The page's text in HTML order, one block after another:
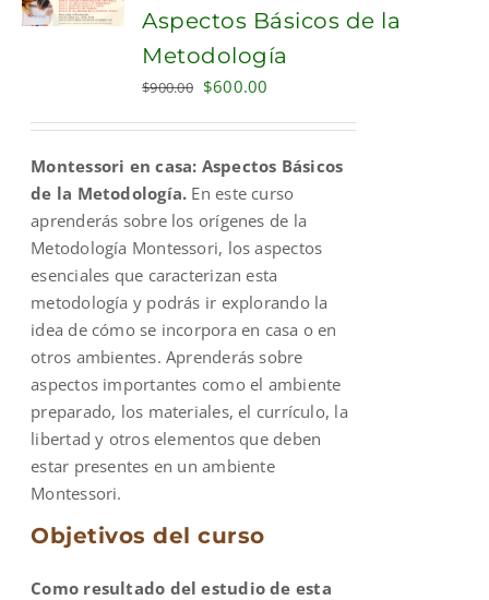
Aspectos Básicos de la
Metodología
$900.00 Original
$900.00.
$600.00
$600.00.
Montessori en casa: Aspectos Básicos
de la Metodología. En este curso
aprenderás sobre los orígenes de la
Metodología Montessori, los aspectos
esenciales que caracterizan esta
metodología y podrás ir explorando la
idea de cómo se incorpora en casa o en
otros ambientes. Aprenderás sobre
aspectos importantes como el ambiente
preparado, los materiales, el currículo, la
libertad y otros elementos que deben
estar presentes en un ambiente
Montessori.
Objetivos del curso
Como resultado del estudio de esta